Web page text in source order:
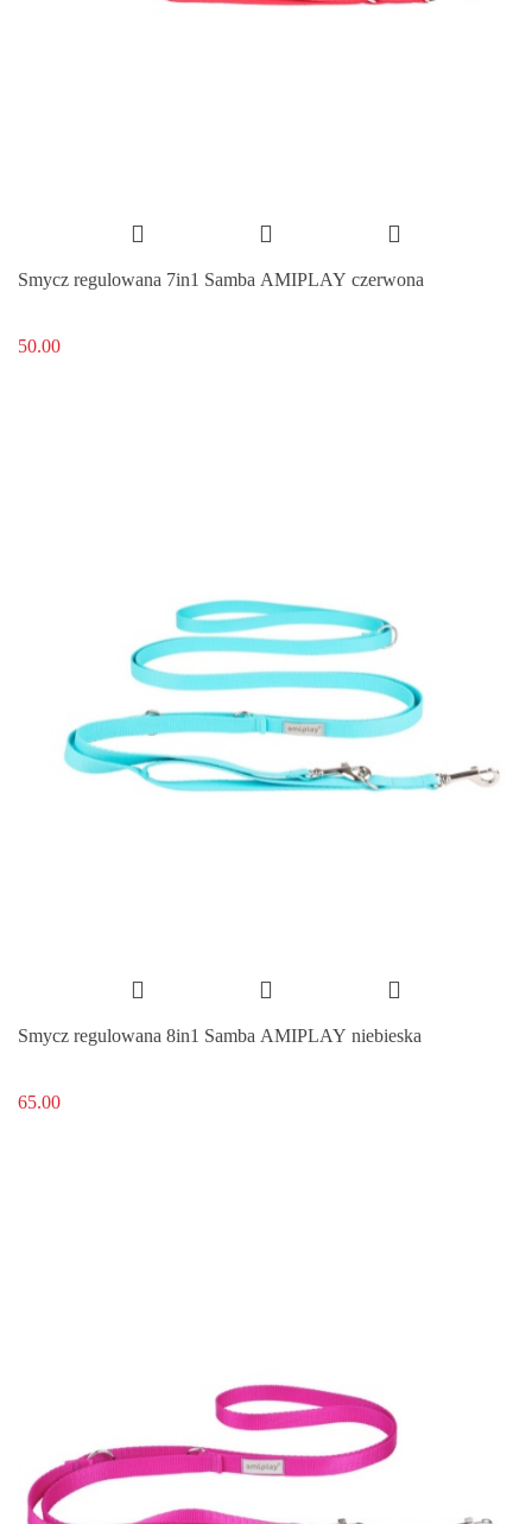
Smycz regulowana 7in1 Samba AMIPLAY czerwona
50.00
Smycz regulowana 8in1 Samba AMIPLAY niebieska
65.00